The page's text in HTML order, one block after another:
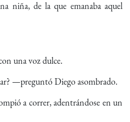
niña, de la que emanaba aquel
una voz dulce.
—preguntó Diego asombrado.
a correr, adentrándose en un